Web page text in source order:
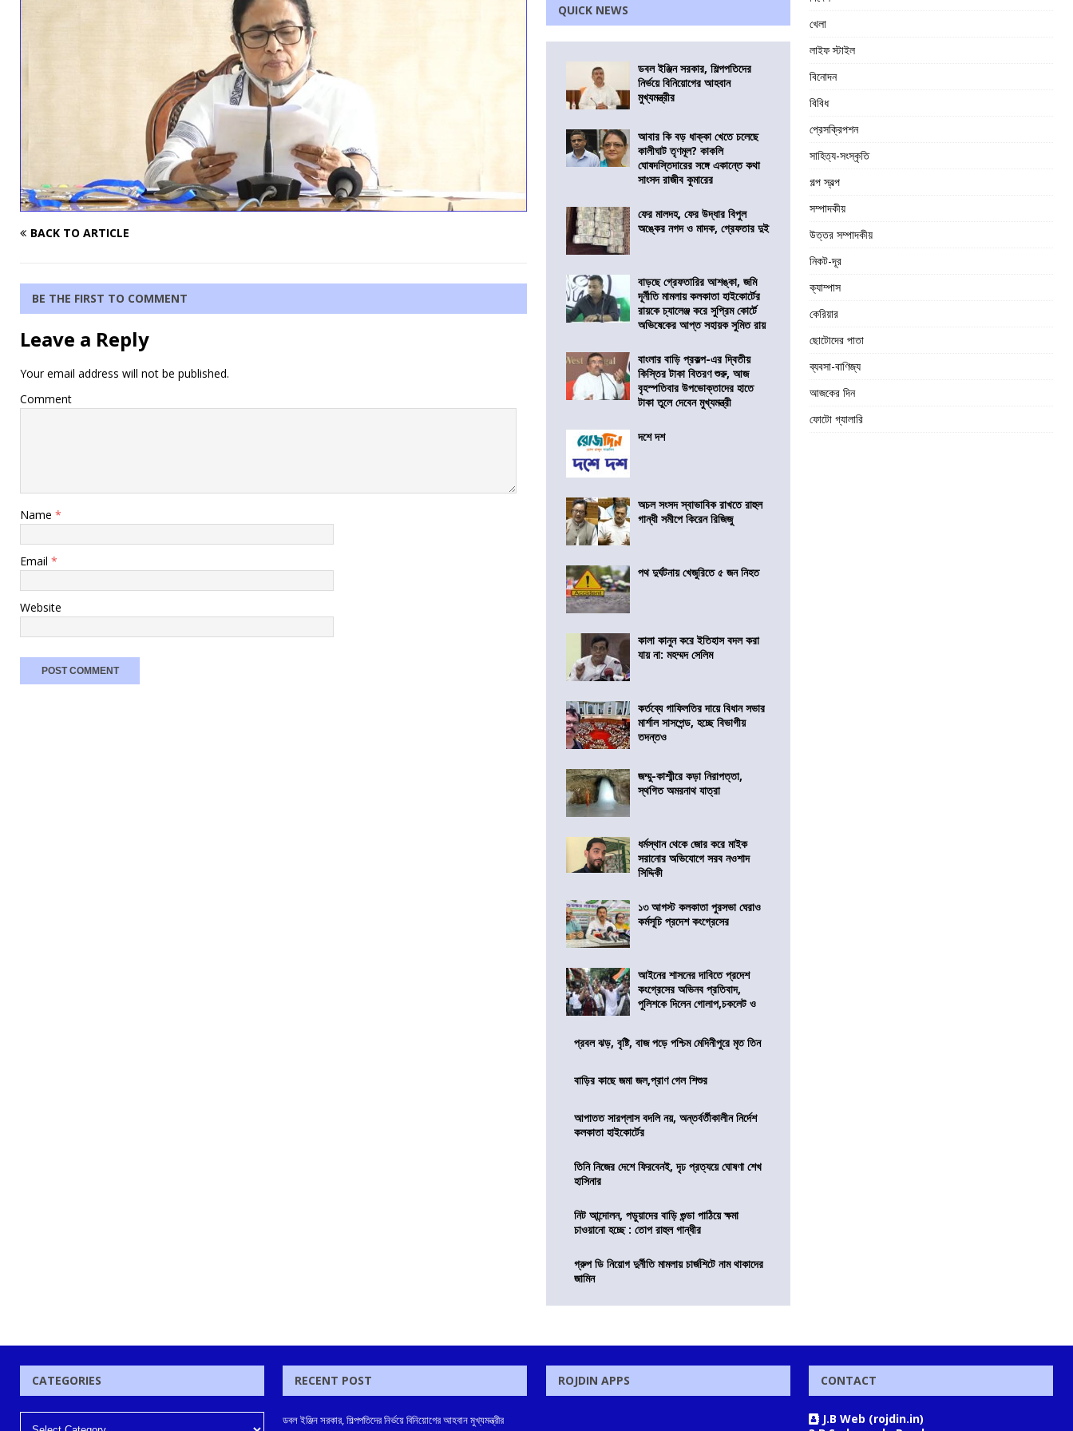
BACK TO ARTICLE
BE THE FIRST TO COMMENT
Leave a Reply
Your email address will not be published.
Comment
Name *
Email *
Website
QUICK NEWS
ডবল ইঞ্জিন সরকার, শিল্পপতিদের
নির্ভয়ে বিনিয়োগের আহবান
মুখ্যমন্ত্রীর
আবার কি বড় ধাক্কা খেতে চলেছে
কালীঘাট তৃণমূল? কাকলি
ঘোষদস্তিদারের সঙ্গে একান্তে কথা
সাংসদ রাজীব কুমারের
ফের মালদহ, ফের উদ্ধার বিপুল
অঙ্কের নগদ ও মাদক, গ্রেফতার দুই
বাড়ছে গ্রেফতারির আশঙ্কা, জমি
দূর্নীতি মামলায় কলকাতা হাইকোর্টের
রায়কে চ্যালেঞ্জ করে সুপ্রিম কোর্টে
অভিষেকের আপ্ত সহায়ক সুমিত রায়
বাংলার বাড়ি প্রকল্প-এর দ্বিতীয়
কিস্তির টাকা বিতরণ শুরু, আজ
বৃহস্পতিবার উপভোক্তাদের হাতে
টাকা তুলে দেবেন মুখ্যমন্ত্রী
দশে দশ
অচল সংসদ স্বাভাবিক রাখতে রাহুল
গান্ধী সমীপে কিরেন রিজিজু
পথ দুর্ঘটনায় খেজুরিতে ৫ জন নিহত
কালা কানুন করে ইতিহাস বদল করা
যায় না: মহম্মদ সেলিম
কর্তব্যে গাফিলতির দায়ে বিধান সভার
মার্শাল সাসপেন্ড, হচ্ছে বিভাগীয়
তদন্তও
জম্মু-কাশ্মীরে কড়া নিরাপত্তা,
স্থগিত অমরনাথ যাত্রা
ধর্মস্থান থেকে জোর করে মাইক
সরানোর অভিযোগে সরব নওশাদ
সিদ্দিকী
১৩ আগস্ট কলকাতা পুরসভা ঘেরাও
কর্মসূচি প্রদেশ কংগ্রেসের
আইনের শাসনের দাবিতে প্রদেশ
কংগ্রেসের অভিনব প্রতিবাদ,
পুলিশকে দিলেন গোলাপ,চকলেট ও
প্রবল ঝড়, বৃষ্টি, বাজ পড়ে পশ্চিম মেদিনীপুরে মৃত তিন
বাড়ির কাছে জমা জল,প্রাণ গেল শিশুর
আপাতত সারপ্লাস বদলি নয়, অন্তর্বর্তীকালীন নির্দেশ
কলকাতা হাইকোর্টের
তিনি নিজের দেশে ফিরবেনই, দৃঢ প্রত্যয়ে ঘোষণা শেখ
হাসিনার
নিট আন্দোলন, পড়ুয়াদের বাড়ি গুন্ডা পাঠিয়ে ক্ষমা
চাওয়ানো হচ্ছে : তোপ রাহুল গান্ধীর
গ্রুপ ডি নিয়োগ দুর্নীতি মামলায় চার্জশিটে নাম থাকাদের
জামিন
খেলা
লাইফ স্টাইল
বিনোদন
বিবিধ
প্রেসক্রিপশন
সাহিত্য-সংস্কৃতি
গল্প স্বল্প
সম্পাদকীয়
উত্তর সম্পাদকীয়
নিকট-দূর
ক্যাম্পাস
কেরিয়ার
ছোটোদের পাতা
ব্যবসা-বাণিজ্য
আজকের দিন
ফোটো গ্যালারি
CATEGORIES RECENT POST
ডবল ইঞ্জিন সরকার, শিল্পপতিদের নির্ভয়ে বিনিয়োগের আহবান মুখ্যমন্ত্রীর
ROJDIN APPS CONTACT
J.B Web (rojdin.in)